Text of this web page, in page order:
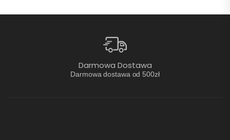
Darmowa Dostawa
Darmowa dostawa od 500zł